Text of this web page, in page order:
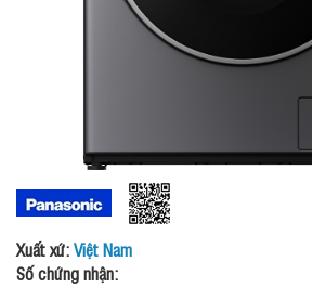
Xuất xứ:Việt Nam
Số chứng nhận: